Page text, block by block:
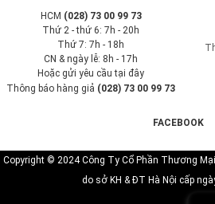
HCM (028) 73 00 99 73
Thứ 2 - thứ 6: 7h - 20h
Thứ 7: 7h - 18h
CN & ngày lễ: 8h - 17h
Hoặc gửi yêu cầu tại đây
Thông báo hàng giả (028) 73 00 99 73
FACEBOOK
Copyright © 2024 Công Ty Cổ Phần Thương
do sở KH & ĐT Hà Nội cấp